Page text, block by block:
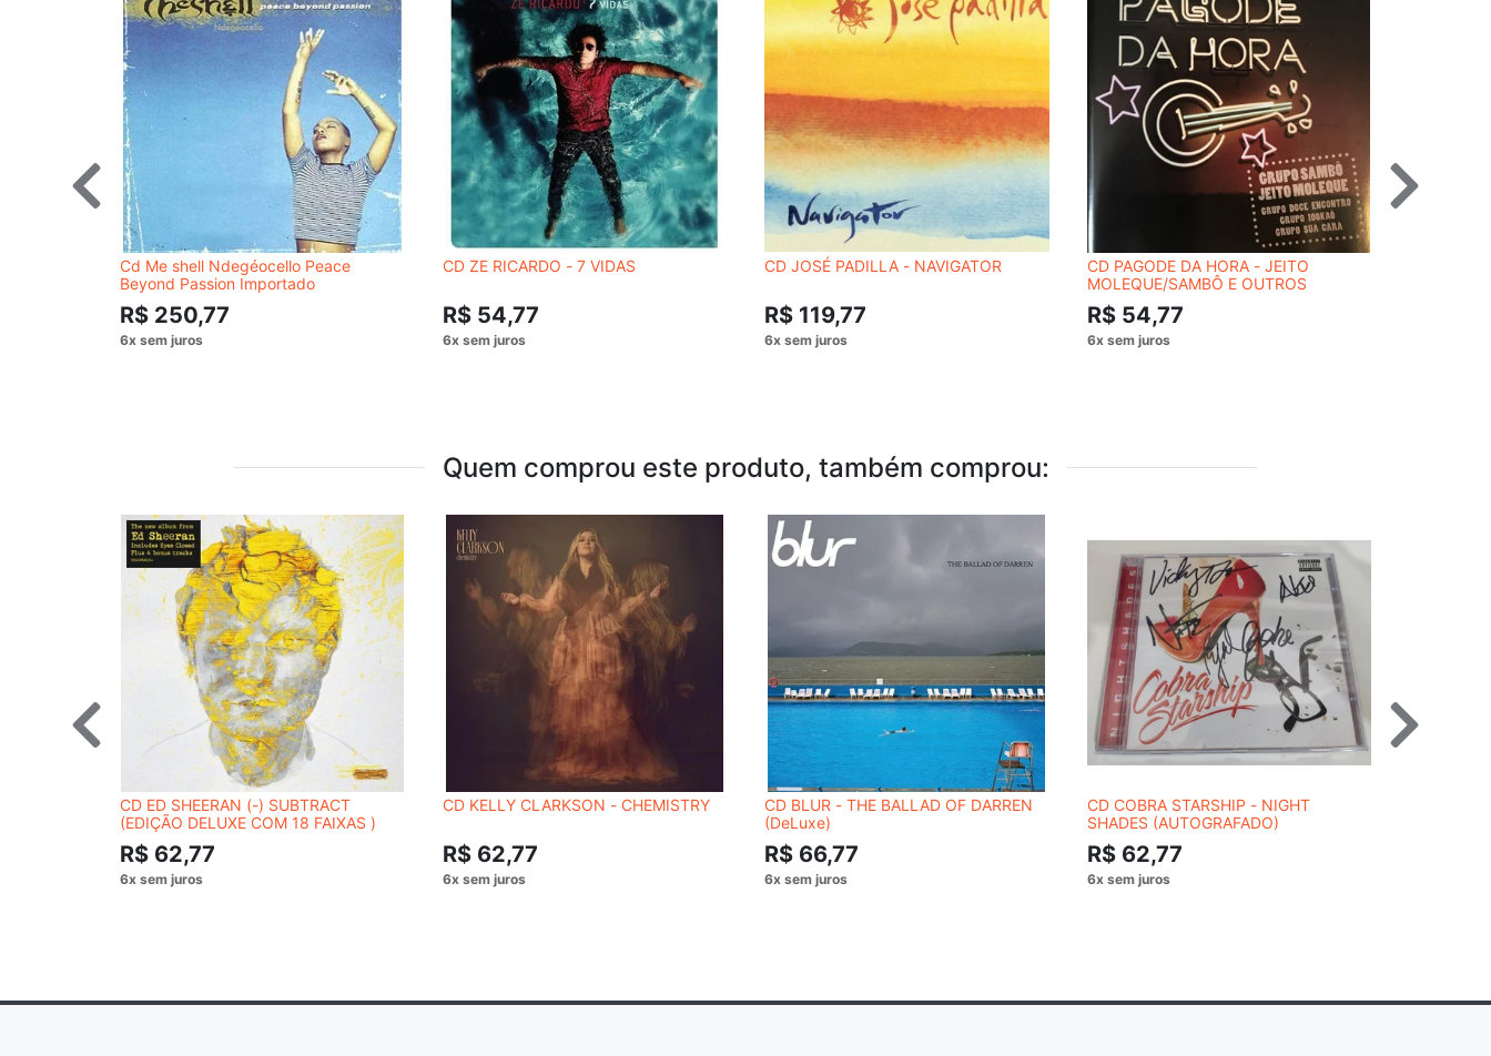
Cd Me shell Ndegéocello Peace
Beyond Passion Importado
R$ 250,77
CD ZE RICARDO - 7 VIDAS
R$ 54,77
CD JOSÉ PADILLA - NAVIGATOR
R$ 119,77
CD PAGODE DA HORA - JEITO
MOLEQUE/SAMBÔ E OUTROS
R$ 54,77
Quem comprou este produto, também comprou:
CD ED SHEERAN (-) SUBTRACT
(EDIÇÃO DELUXE COM 18 FAIXAS )
R$ 62,77
CD KELLY CLARKSON - CHEMISTRY
R$ 62,77
CD BLUR - THE BALLAD OF DARREN
(DeLuxe)
R$ 66,77
CD COBRA STARSHIP - NIGHT
SHADES (AUTOGRAFADO)
R$ 62,77